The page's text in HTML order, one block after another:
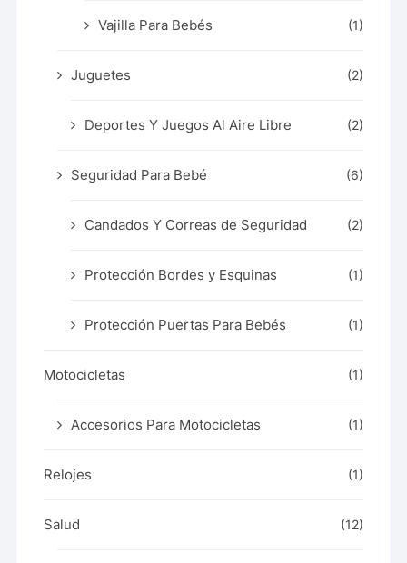
Vajilla Para Bebés (1)
Juguetes (2)
Deportes Y Juegos Al Aire Libre (2)
Seguridad Para Bebé (6)
Candados Y Correas de Seguridad (2)
Protección Bordes y Esquinas (1)
Protección Puertas Para Bebés (1)
Motocicletas (1)
Accesorios Para Motocicletas (1)
Relojes (1)
Salud (12)